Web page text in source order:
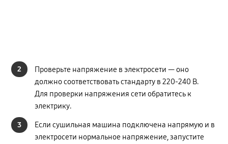
2
Проверьте напряжение в электросети — оно
должно соответствовать стандарту в 220-240 В.
Для проверки напряжения сети обратитесь к
электрику.
3
Если сушильная машина подключена напрямую и в
электросети нормальное напряжение, запустите